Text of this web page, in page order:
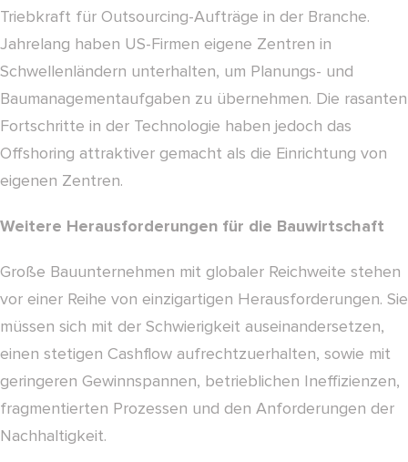
Triebkraft für Outsourcing-Aufträge in der Branche.
Jahrelang haben US-Firmen eigene Zentren in
Schwellenländern unterhalten, um Planungs- und
Baumanagementaufgaben zu übernehmen. Die rasanten
Fortschritte in der Technologie haben jedoch das
Offshoring attraktiver gemacht als die Einrichtung von
eigenen Zentren.
Weitere Herausforderungen für die Bauwirtschaft
Große Bauunternehmen mit globaler Reichweite stehen
vor einer Reihe von einzigartigen Herausforderungen. Sie
müssen sich mit der Schwierigkeit auseinandersetzen,
einen stetigen Cashflow aufrechtzuerhalten, sowie mit
geringeren Gewinnspannen, betrieblichen Ineffizienzen,
fragmentierten Prozessen und den Anforderungen der
Nachhaltigkeit.